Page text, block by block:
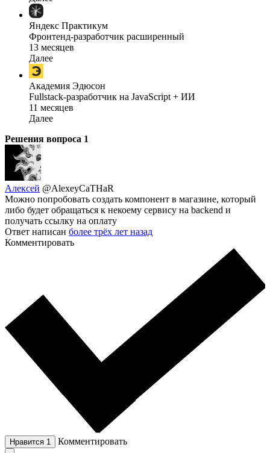
Яндекс Практикум
Фронтенд-разработчик расширенный
13 месяцев
Далее
Академия Эдюсон
Fullstack-разработчик на JavaScript + ИИ
11 месяцев
Далее
Решения вопроса 1
Алексей @AlexeyCaTHaR
Можно попробовать создать компонент в магазине, который
либо будет обращаться к некоему сервису на backend и
получать ссылку на оплату
Ответ написан более трёх лет назад
Комментировать
Нравится 1 Комментировать